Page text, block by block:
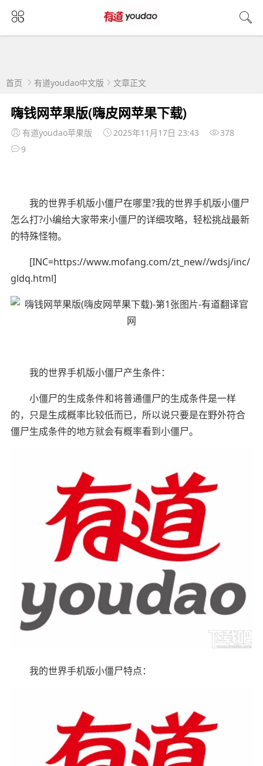
首页 有道youdao中文版 文章正文
嗨钱网苹果版(嗨皮网苹果下载)
有道youdao苹果版 2025年11月17日 23:43
378
9
我的世界手机版小僵尸在哪里?我的世界手机版小僵尸
怎么打?小编给大家带来小僵尸的详细攻略，轻松挑战最新
的特殊怪物。
[INC=https://www.mofang.com/zt_new//wdsj/inc/
gldq.html]
我的世界手机版小僵尸产生条件：
小僵尸的生成条件和将普通僵尸的生成条件是一样
的，只是生成概率比较低而已，所以说只要是在野外符合
僵尸生成条件的地方就会有概率看到小僵尸。
我的世界手机版小僵尸特点：